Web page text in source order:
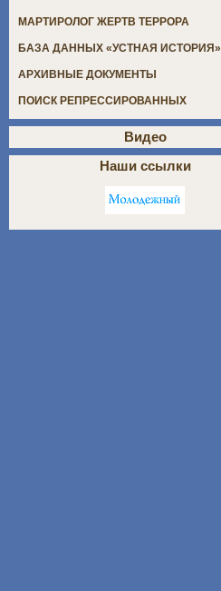
МАРТИРОЛОГ ЖЕРТВ ТЕРРОРА
БАЗА ДАННЫХ «УСТНАЯ ИСТОРИЯ»
АРХИВНЫЕ ДОКУМЕНТЫ
ПОИСК РЕПРЕССИРОВАННЫХ
Видео
Наши ссылки